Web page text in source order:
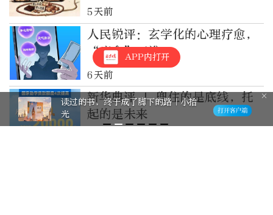
5天前
人民锐评：玄学化的心理疗愈，
“疗愈”了谁
6天前
新华典评 | 兜住的是底线，托
起的是未来
APP内打开
读过的书，终于成了脚下的路｜小拾
光